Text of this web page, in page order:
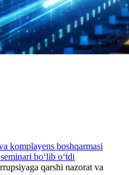
komplayens boshqarmasi
bo‘lib o‘tdi
qarshi nazorat va